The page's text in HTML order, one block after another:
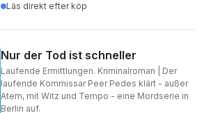
Läs direkt efter köp
Nur der Tod ist schneller
Laufende Ermittlungen. Kriminalroman | Der
laufende Kommissar Peer Pedes klärt - außer
Atem, mit Witz und Tempo - eine Mordserie in
Berlin auf.